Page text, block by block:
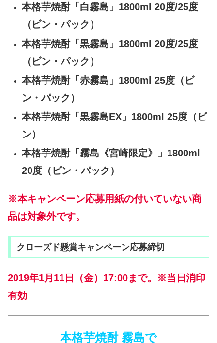
本格芋焼酎「白霧島」1800ml 20度/25度
（ビン・パック）
本格芋焼酎「黒霧島」1800ml 20度/25度
（ビン・パック）
本格芋焼酎「赤霧島」1800ml 25度（ビ
ン・パック）
本格芋焼酎「黒霧島EX」1800ml 25度（ビ
ン）
本格芋焼酎「霧島《宮崎限定》」1800ml
20度（ビン・パック）
※本キャンペーン応募用紙の付いていない商
品は対象外です。
クローズド懸賞キャンペーン応募締切
2019年1月11日（金）17:00まで。※当日消印
有効
本格芋焼酎 霧島で